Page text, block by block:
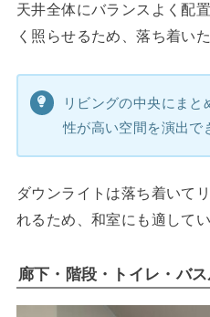
天井全体にバランスよく配
く照らせるため、落ち着い
リビングの中央にま
性が高い空間を演出で
ダウンライトは落ち着いて
れるため、和室にも適してい
廊下・階段・トイレ・バ